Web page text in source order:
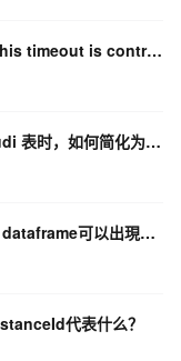
E-MapReduce集群上跑spark任务时报错This timeout is contro...
在 MySQL 中监控多表并使用 SQL 写入 Hudi 表时，如何简化为单 job 同步整库？
阿里云E-MapReduce如何讓 spark 任務的 dataframe可以出現在日志之內?
代表什么？